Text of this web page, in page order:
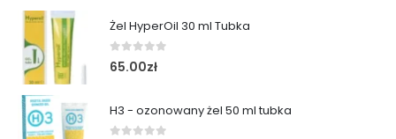
Żel HyperOil 30 ml Tubka
0out of 5
65.00zł
H3 - ozonowany żel 50 ml tubka